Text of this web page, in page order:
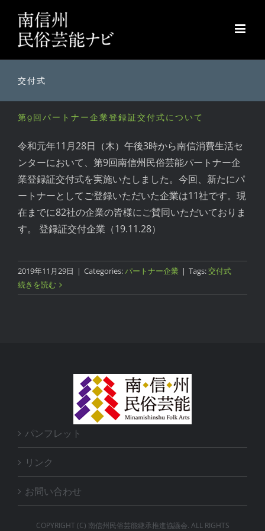
content
交付式
第9回パートナー企業登録証交付式について
令和元年11月28日（木）午後3時から南信消費生活セ
ンターにおいて、第9回南信州民俗芸能パートナー企
業登録証交付式を実施いたしました。今回、新たにパ
ートナーとしてご登録いただいた企業は11社です。現
在までに82社の企業の皆様にご賛同いただいておりま
す。 登録証交付企業（19.11.28）
2019年11月29日 | Categories:パートナー企業 | Tags:交付式
続きを読む
パンフレット
リンク
お問い合わせ
COPYRIGHT (C) 南信州民俗芸能継承推進協議会. ALL RIGHTS